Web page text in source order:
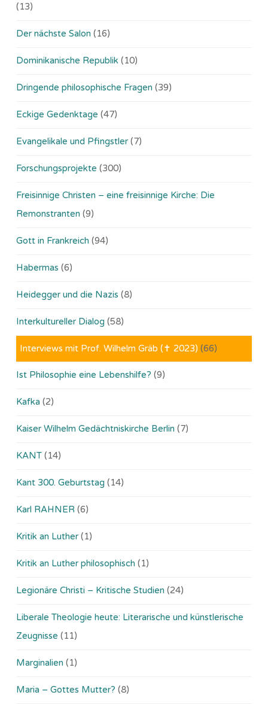
(13)
Der nächste Salon (16)
Dominikanische Republik (10)
Dringende philosophische Fragen (39)
Eckige Gedenktage (47)
Evangelikale und Pfingstler (7)
Forschungsprojekte (300)
Freisinnige Christen – eine freisinnige Kirche: Die
Remonstranten (9)
Gott in Frankreich (94)
Habermas (6)
Heidegger und die Nazis (8)
Interkultureller Dialog (58)
Interviews mit Prof. Wilhelm Gräb (✝ 2023) (66)
Ist Philosophie eine Lebenshilfe? (9)
Kafka (2)
Kaiser Wilhelm Gedächtniskirche Berlin (7)
KANT (14)
Kant 300. Geburtstag (14)
Karl RAHNER (6)
Kritik an Luther (1)
Kritik an Luther philosophisch (1)
Legionäre Christi – Kritische Studien (24)
Liberale Theologie heute: Literarische und künstlerische
Zeugnisse (11)
Marginalien (1)
Maria – Gottes Mutter? (8)